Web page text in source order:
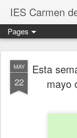
IES Carmen
Pages
MAY
22
Esta
mayo